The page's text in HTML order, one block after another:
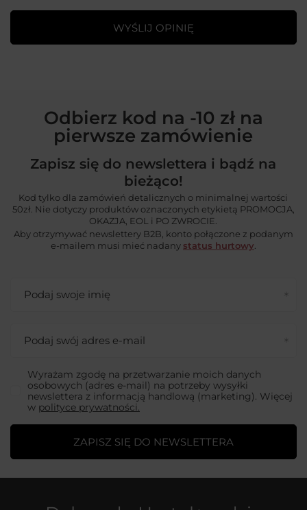
WYŚLIJ OPINIĘ
Odbierz kod na -10 zł na
pierwsze zamówienie
Zapisz się do newslettera i bądź na
bieżąco!
Kod tylko dla zamówień detalicznych o minimalnej wartości
50zł. Nie dotyczy produktów oznaczonych etykietą PROMOCJA,
OKAZJA, EOL i PO ZWROCIE.
Aby otrzymywać newslettery B2B, konto połączone z podanym
e-mailem musi mieć nadany status hurtowy
Podaj swoje imię
Podaj swój adres e-mail
Wyrażam zgodę na przetwarzanie moich danych
osobowych (adres e-mail) na potrzeby wysyłki
newslettera z informacją handlową (marketing). Więcej
w polityce prywatności.
ZAPISZ SIĘ DO NEWSLETTERA